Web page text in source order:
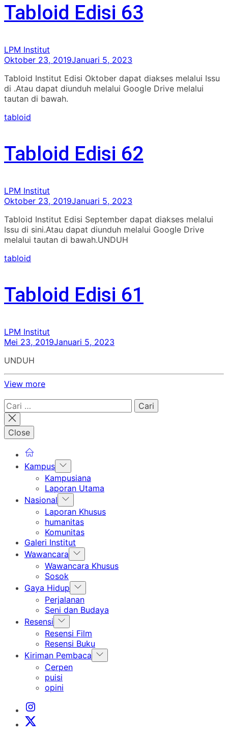
Tabloid Edisi 63
LPM Institut
Oktober 23, 2019Januari 5, 2023
Tabloid Institut Edisi Oktober dapat diakses melalui Issu
di .Atau dapat diunduh melalui Google Drive melalui
tautan di bawah.
tabloid
Tabloid Edisi 62
LPM Institut
Oktober 23, 2019Januari 5, 2023
Tabloid Institut Edisi September dapat diakses melalui
Issu di sini.Atau dapat diunduh melalui Google Drive
melalui tautan di bawah.UNDUH
tabloid
Tabloid Edisi 61
LPM Institut
Mei 23, 2019Januari 5, 2023
UNDUH
View more
Cari
untuk:
Close
Kampus Show
sub
menu
Kampusiana
Laporan Utama
Nasional Show
sub
menu
Laporan Khusus
humanitas
Komunitas
Galeri Institut
Wawancara Show
sub
Wawancara Khusus
Sosok
Gaya Hidup Show
sub
menu
Perjalanan
Seni dan Budaya
Resensi Show
sub
menu
Resensi Film
Resensi Buku
Kiriman Pembaca Show
sub
Cerpen
puisi
opini
Instagram
Institut
X
Institut